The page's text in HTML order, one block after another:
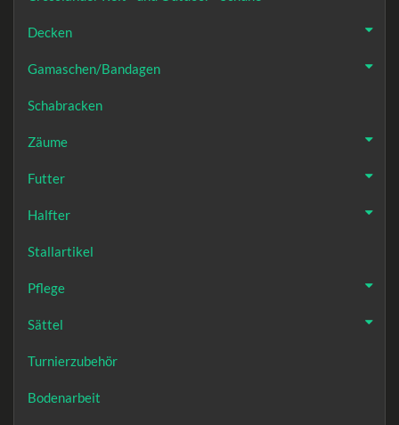
Decken
Gamaschen/Bandagen
Schabracken
Zäume
Futter
Halfter
Stallartikel
Pflege
Sättel
Turnierzubehör
Bodenarbeit